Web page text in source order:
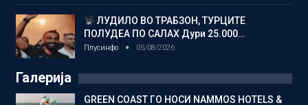
ЛУДИЛО ВО ТРАБЗОН, ТУРЦИТЕ
ПОЛУДЕА ПО САЛАХ Дури 25.000…
Плусинфо 05/08/2026
Галерија
GREEN COAST ГО НОСИ NAMMOS HOTELS &